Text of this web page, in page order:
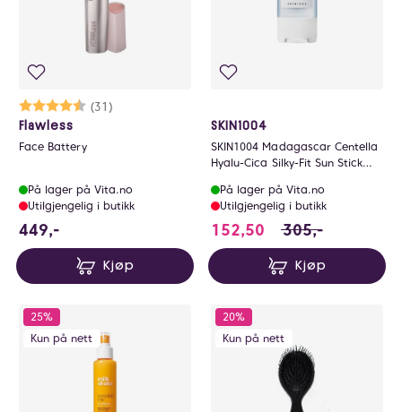
Karakter:
(31)
4.5 av 5 mulige
Flawless
Face Battery
På lager på Vita.no
Utilgjengelig i butikk
449,-
Kjøp
SKIN1004
SKIN1004 Madagascar Centella
Hyalu-Cica Silky-Fit Sun Stick
På lager på Vita.no
Utilgjengelig i butikk
152,50 152.5 i stedet for
305,-
Kjøp
25%
Kun på nett
20%
Kun på nett